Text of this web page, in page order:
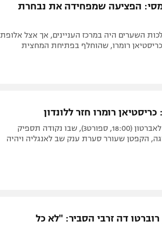
הפציעה שמפחידה את נבחרת
השערים היה במרכז העניינים, אך אצל אלופת
רומרו, שהוחלף בפתיחת המחצית
רומרו חזר ללונדון
לפני המשחק בין טוטנהאם לאברטון (18:00, ספורט3), שבו נקודה תספיק
הקפטן שעורר סערת ענק שב לאנגליה ויהיה
דה זרבי הסביר: "לא כל